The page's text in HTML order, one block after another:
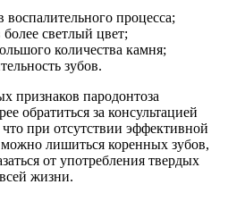
воспалительного процесса;
светлый цвет;
количества камня;
зубов.
признаков пародонтоза
обратиться за консультацией
при отсутствии эффективной
лишиться коренных зубов,
от употребления твердых
жизни.